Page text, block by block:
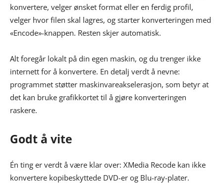
konvertere, velger ønsket format eller en ferdig profil,
velger hvor filen skal lagres, og starter konverteringen med
«Encode»-knappen. Resten skjer automatisk.
Alt foregår lokalt på din egen maskin, og du trenger ikke
internett for å konvertere. En detalj verdt å nevne:
programmet støtter maskinvareakselerasjon, som betyr at
det kan bruke grafikkortet til å gjøre konverteringen
raskere.
Godt å vite
Én ting er verdt å være klar over: XMedia Recode kan ikke
konvertere kopibeskyttede DVD-er og Blu-ray-plater.